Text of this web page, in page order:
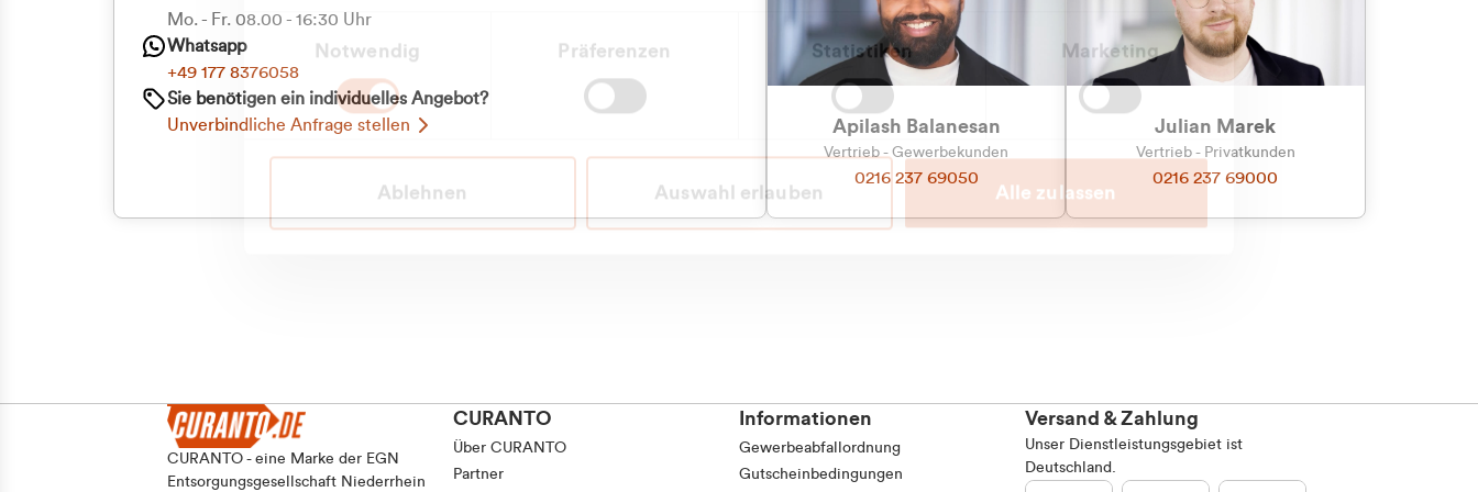
Einwilligungsauswahl
Notwendig Präferenzen Statistiken Marketing
Ablehnen Auswahl erlauben Alle zulassen
Mo. - Fr. 08.00 - 16:30 Uhr
Whatsapp
+49 177 8376058
Sie benötigen ein individuelles Angebot?
Unverbindliche Anfrage stellen
Apilash Balanesan
Vertrieb - Gewerbekunden
0216 237 69050
Julian Marek
Vertrieb - Privatkunden
0216 237 69000
CURANTO - eine Marke der EGN
Entsorgungsgesellschaft Niederrhein
CURANTO
Über CURANTO
Partner
Informationen
Gewerbeabfallordnung
Gutscheinbedingungen
Versand & Zahlung
Unser Dienstleistungsgebiet ist
Deutschland.